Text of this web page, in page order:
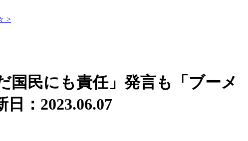
>
国民にも責任」発言も「ブーメ
：2023.06.07